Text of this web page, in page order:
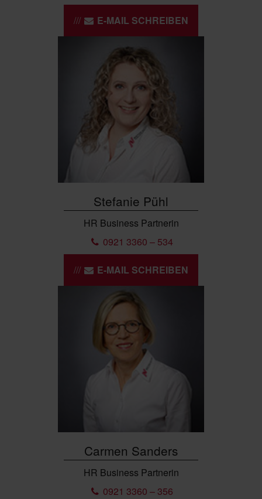
E-MAIL SCHREIBEN
Stefanie Pühl
HR Business Partnerin
0921 3360 – 534
E-MAIL SCHREIBEN
Carmen Sanders
HR Business Partnerin
0921 3360 – 356